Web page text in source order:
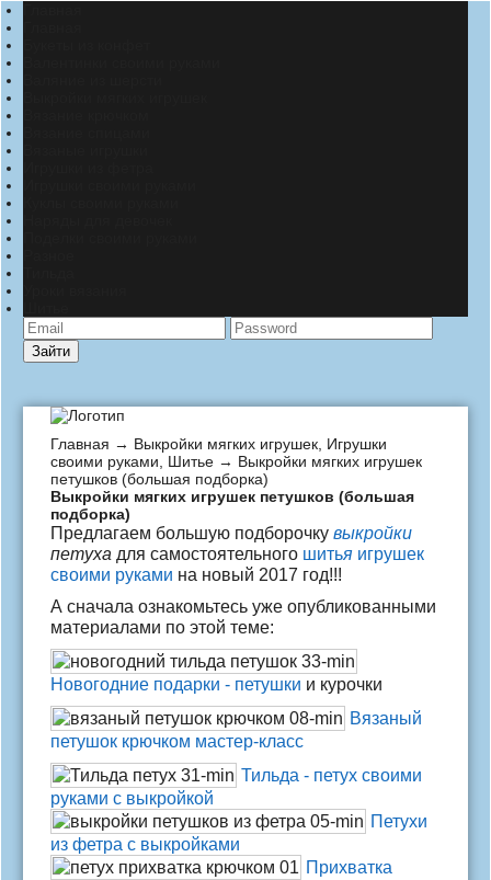
Зайти
Главная → Выкройки мягких игрушек Игрушки
своими руками
Шитье → Выкройки мягких игрушек
петушков (большая подборка)
Выкройки мягких игрушек петушков (большая
подборка)
Предлагаем большую подборочку выкройки
петуха для самостоятельного шитья игрушек
своими руками на новый 2017 год!!!
А сначала ознакомьтесь уже опубликованными
материалами по этой теме:
Новогодние подарки - петушки и курочки
Вязаный
петушок крючком мастер-класс
Тильда - петух своими
руками с выкройкой
Петухи
из фетра с выкройками
Прихватка